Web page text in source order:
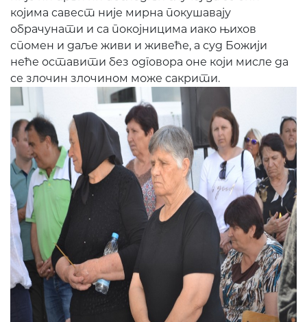
којима савест није мирна покушавају
обрачунати и са покојницима иако њихов
спомен и даље живи и живеће, а суд Божији
неће оставити без одговора оне који мисле да
се злочин злочином може сакрити.